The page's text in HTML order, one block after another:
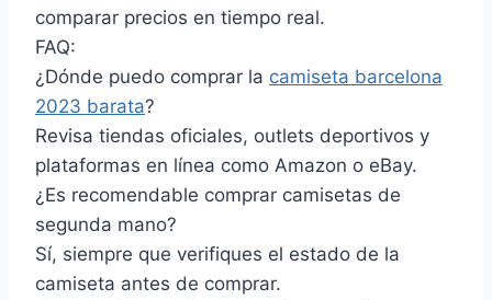
comparar precios en tiempo real.
FAQ:
¿Dónde puedo comprar la camiseta barcelona
2023 barata?
Revisa tiendas oficiales, outlets deportivos y
plataformas en línea como Amazon o eBay.
¿Es recomendable comprar camisetas de
segunda mano?
Sí, siempre que verifiques el estado de la
camiseta antes de comprar.